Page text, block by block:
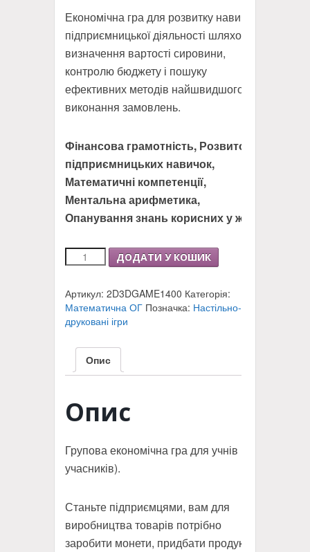
Економічна гра для розвитку навичок
підприємницької діяльності шляхом
визначення вартості сировини,
контролю бюджету і пошуку
ефективних методів найшвидшого
виконання замовлень.
Фінансова грамотність, Розвиток
підприємницьких навичок,
Математичні компетенції,
Ментальна арифметика,
Опанування знань корисних у житті
Настільно-
друкована
"Юний
підприємець"
кількість
ДОДАТИ У КОШИК
Артикул: 2D3DGAME1400 Категорія:
Математична ОГ Позначка: Настільно-
друковані ігри
Опис
Опис
Групова економічна гра для учнів (2-6
учасників).
Станьте підприємцями, вам для
виробництва товарів потрібно
заробити монети, придбати продукти